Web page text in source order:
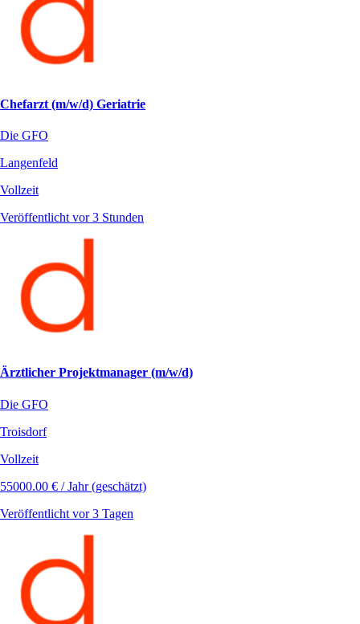
Chefarzt (m/w/d) Geriatrie
Die GFO
Langenfeld
Vollzeit
Veröffentlicht vor 3 Stunden
Ärztlicher Projektmanager (m/w/d)
Die GFO
Troisdorf
Vollzeit
55000.00 € / Jahr (geschätzt)
Veröffentlicht vor 3 Tagen